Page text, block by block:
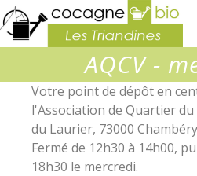
AQCV -
Votre point de dépôt en
l'Association de Quartier
du Laurier, 73000 Chambéry
Fermé de 12h30 à 14h00,
18h30 le mercredi.